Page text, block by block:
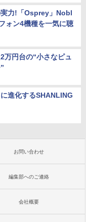
力!「Osprey」Nobl
ォン4機種を一気に聴
万円台の“小さなピュ
進化するSHANLING
お問い合わせ
編集部へのご連絡
会社概要